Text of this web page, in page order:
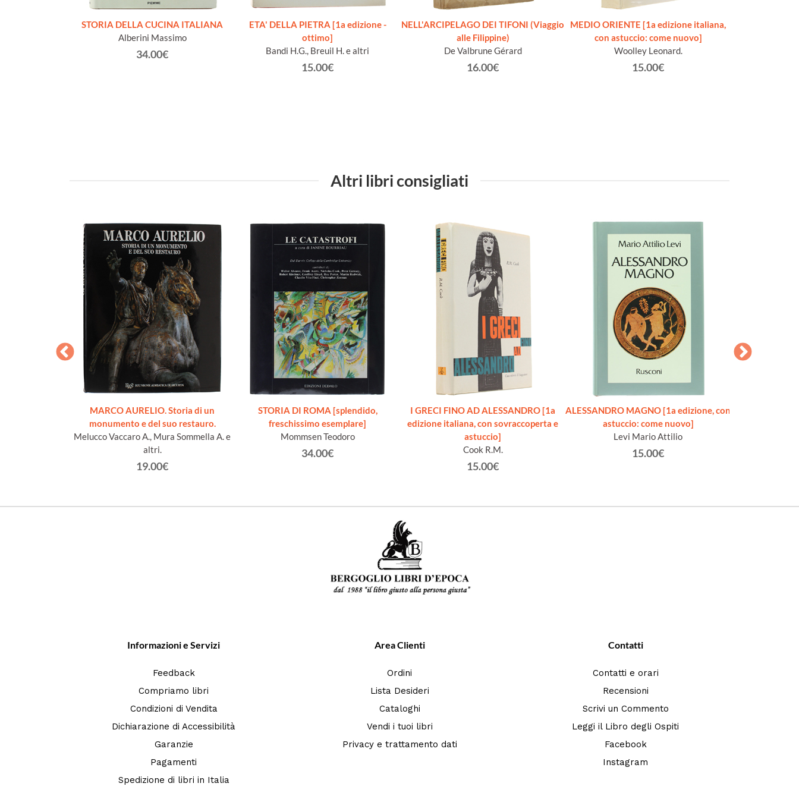
STORIA DELLA CUCINA ITALIANA
Alberini Massimo
34.00€
ETA' DELLA PIETRA [1a edizione -
ottimo]
Bandi H.G., Breuil H. e altri
15.00€
NELL'ARCIPELAGO DEI TIFONI (Viaggio
alle Filippine)
De Valbrune Gérard
16.00€
MEDIO ORIENTE [1a edizione italiana,
con astuccio: come nuovo]
Woolley Leonard.
15.00€
Altri libri consigliati
MARCO AURELIO. Storia di un
monumento e del suo restauro.
Melucco Vaccaro A., Mura Sommella A. e
altri.
19.00€
STORIA DI ROMA [splendido,
freschissimo esemplare]
Mommsen Teodoro
34.00€
I GRECI FINO AD ALESSANDRO [1a
edizione italiana, con sovraccoperta e
astuccio]
Cook R.M.
15.00€
ALESSANDRO MAGNO [1a edizione, con
astuccio: come nuovo]
Levi Mario Attilio
15.00€
Informazioni e Servizi
Feedback
Compriamo libri
Condizioni di Vendita
Dichiarazione di Accessibilità
Garanzie
Pagamenti
Spedizione di libri in Italia
Area Clienti
Ordini
Lista Desideri
Cataloghi
Vendi i tuoi libri
Privacy e trattamento dati
Contatti
Contatti e orari
Recensioni
Scrivi un Commento
Leggi il Libro degli Ospiti
Facebook
Instagram